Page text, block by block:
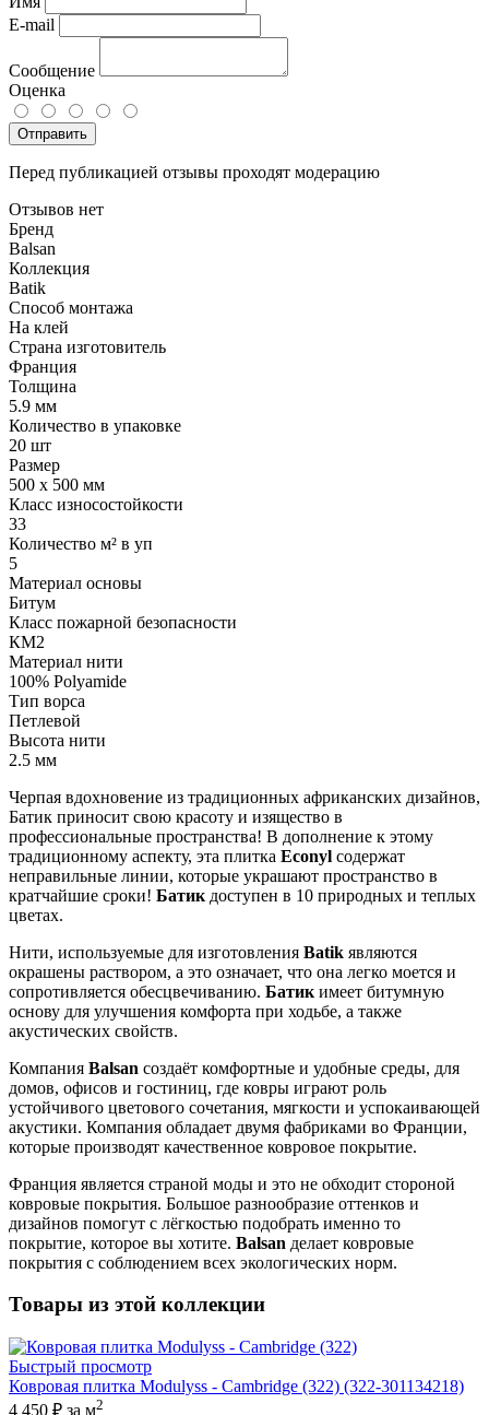
E-mail
Сообщение
Оценка
Отправить
Перед публикацией отзывы проходят модерацию
Отзывов нет
Бренд
Balsan
Коллекция
Batik
Способ монтажа
На клей
Страна изготовитель
Франция
Толщина
5.9 мм
Количество в упаковке
20 шт
Размер
500 x 500 мм
Класс износостойкости
33
Количество м² в уп
5
Материал основы
Битум
Класс пожарной безопасности
КМ2
Материал нити
100% Polyamide
Тип ворса
Петлевой
Высота нити
2.5 мм
Черпая вдохновение из традиционных африканских дизайнов,
Батик приносит свою красоту и изящество в
профессиональные пространства! В дополнение к этому
традиционному аспекту, эта плитка Econyl содержат
неправильные линии, которые украшают пространство в
кратчайшие сроки! Батик доступен в 10 природных и теплых
цветах.
Нити, используемые для изготовления Batik являются
окрашены раствором, а это означает, что она легко моется и
сопротивляется обесцвечиванию. Батик имеет битумную
основу для улучшения комфорта при ходьбе, а также
акустических свойств.
Компания Balsan создаёт комфортные и удобные среды, для
домов, офисов и гостиниц, где ковры играют роль
устойчивого цветового сочетания, мягкости и успокаивающей
акустики. Компания обладает двумя фабриками во Франции,
которые производят качественное ковровое покрытие.
Франция является страной моды и это не обходит стороной
ковровые покрытия. Большое разнообразие оттенков и
дизайнов помогут с лёгкостью подобрать именно то
покрытие, которое вы хотите. Balsan делает ковровые
покрытия с соблюдением всех экологических норм.
Товары из этой коллекции
Быстрый просмотр
Ковровая плитка Modulyss - Cambridge (322) (322-301134218)
4 450 ₽ за м2